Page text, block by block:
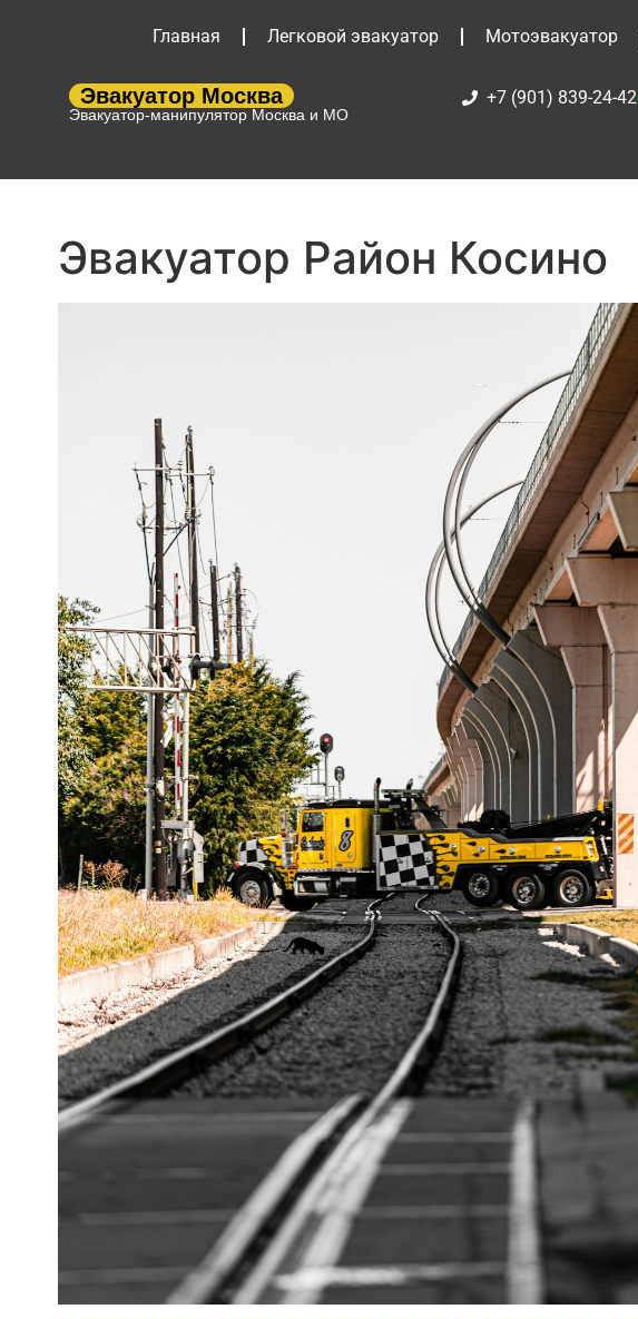
Главная Легковой эвакуатор Мотоэвакуатор
Эвакуатор Москва
Эвакуатор-манипулятор Москва и МО
+7 (901) 839-24-42
Эвакуатор Район Косино